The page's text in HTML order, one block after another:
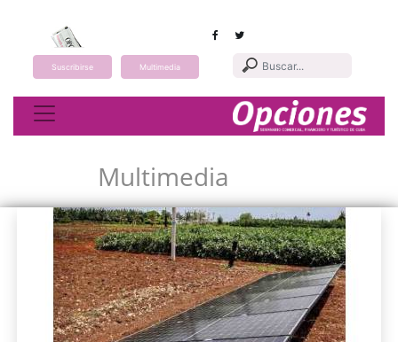
Suscribirse Multimedia
Toggle navigation
Multimedia